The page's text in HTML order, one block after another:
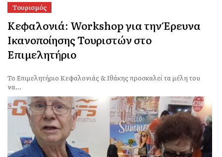
Τουρισμός
Κεφαλονιά: Workshop για την Έρευνα
Ικανοποίησης Τουριστών στο
Επιμελητήριο
Το Επιμελητήριο Κεφαλονιάς & Ιθάκης προσκαλεί τα μέλη του
να...